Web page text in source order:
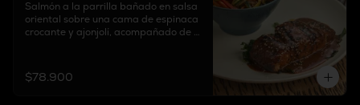
Salmón a la parrilla bañado en salsa
oriental sobre una cama de espinaca
crocante y ajonjolí, acompañado de
$78.900